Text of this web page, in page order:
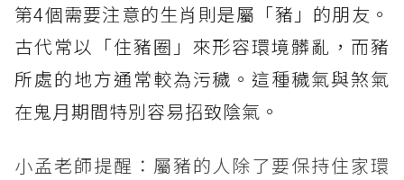
第4個需要注意的生肖則是屬「豬」的朋友。
古代常以「住豬圈」來形容環境髒亂，而豬
所處的地方通常較為污穢。這種穢氣與煞氣
在鬼月期間特別容易招致陰氣。
小孟老師提醒：屬豬的人除了要保持住家環